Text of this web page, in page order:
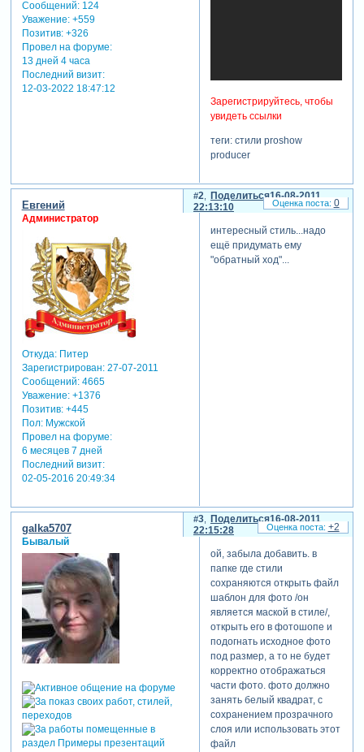
Сообщений:124
Уважение: +559
Позитив: +326
Провел на форуме:
13 дней 4 часа
Последний визит:
12-03-2022 18:47:12
Зарегистрируйтесь, чтобы
увидеть ссылки
теги: стили proshow
producer
Поделиться
2
16-08-2011
22:13:10
Евгений
Администратор
Откуда:Питер
Зарегистрирован: 27-07-2011
Сообщений:4665
Уважение: +1376
Позитив: +445
Пол:Мужской
Провел на форуме:
6 месяцев 7 дней
Последний визит:
02-05-2016 20:49:34
интересный cтиль...надо
ещё придумать ему
"обратный ход"...
0
Поделиться
3
16-08-2011
22:15:28
galka5707
Бывалый
ой, забыла добавить. в
папке где стили
сохраняются открыть файл
шаблон для фото /он
является маской в стиле/,
открыть его в фотошопе и
подогнать исходное фото
под размер, а то не будет
корректно отображаться
части фото. фото должно
занять белый квадрат, с
сохранением прозрачного
слоя или использовать этот
файл
+2